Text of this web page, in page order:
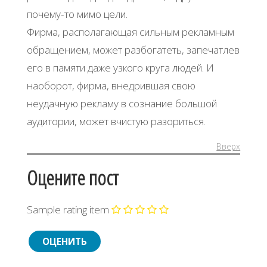
почему-то мимо цели.
Фирма, располагающая сильным рекламным
обращением, может разбогатеть, запечатлев
его в памяти даже узкого круга людей. И
наоборот, фирма, внедрившая свою
неудачную рекламу в сознание большой
аудитории, может вчистую разориться.
Вверх
Оцените пост
Sample rating item